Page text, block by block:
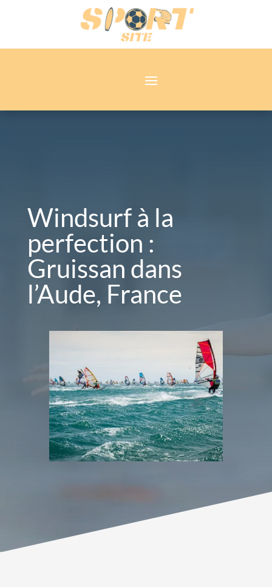
Windsurf à la
perfection :
Gruissan dans
l’Aude, France